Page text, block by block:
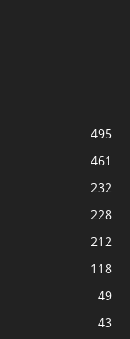
495
461
232
228
212
118
49
43